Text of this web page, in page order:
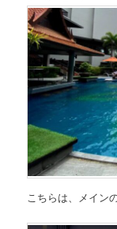
こちらは、メイン